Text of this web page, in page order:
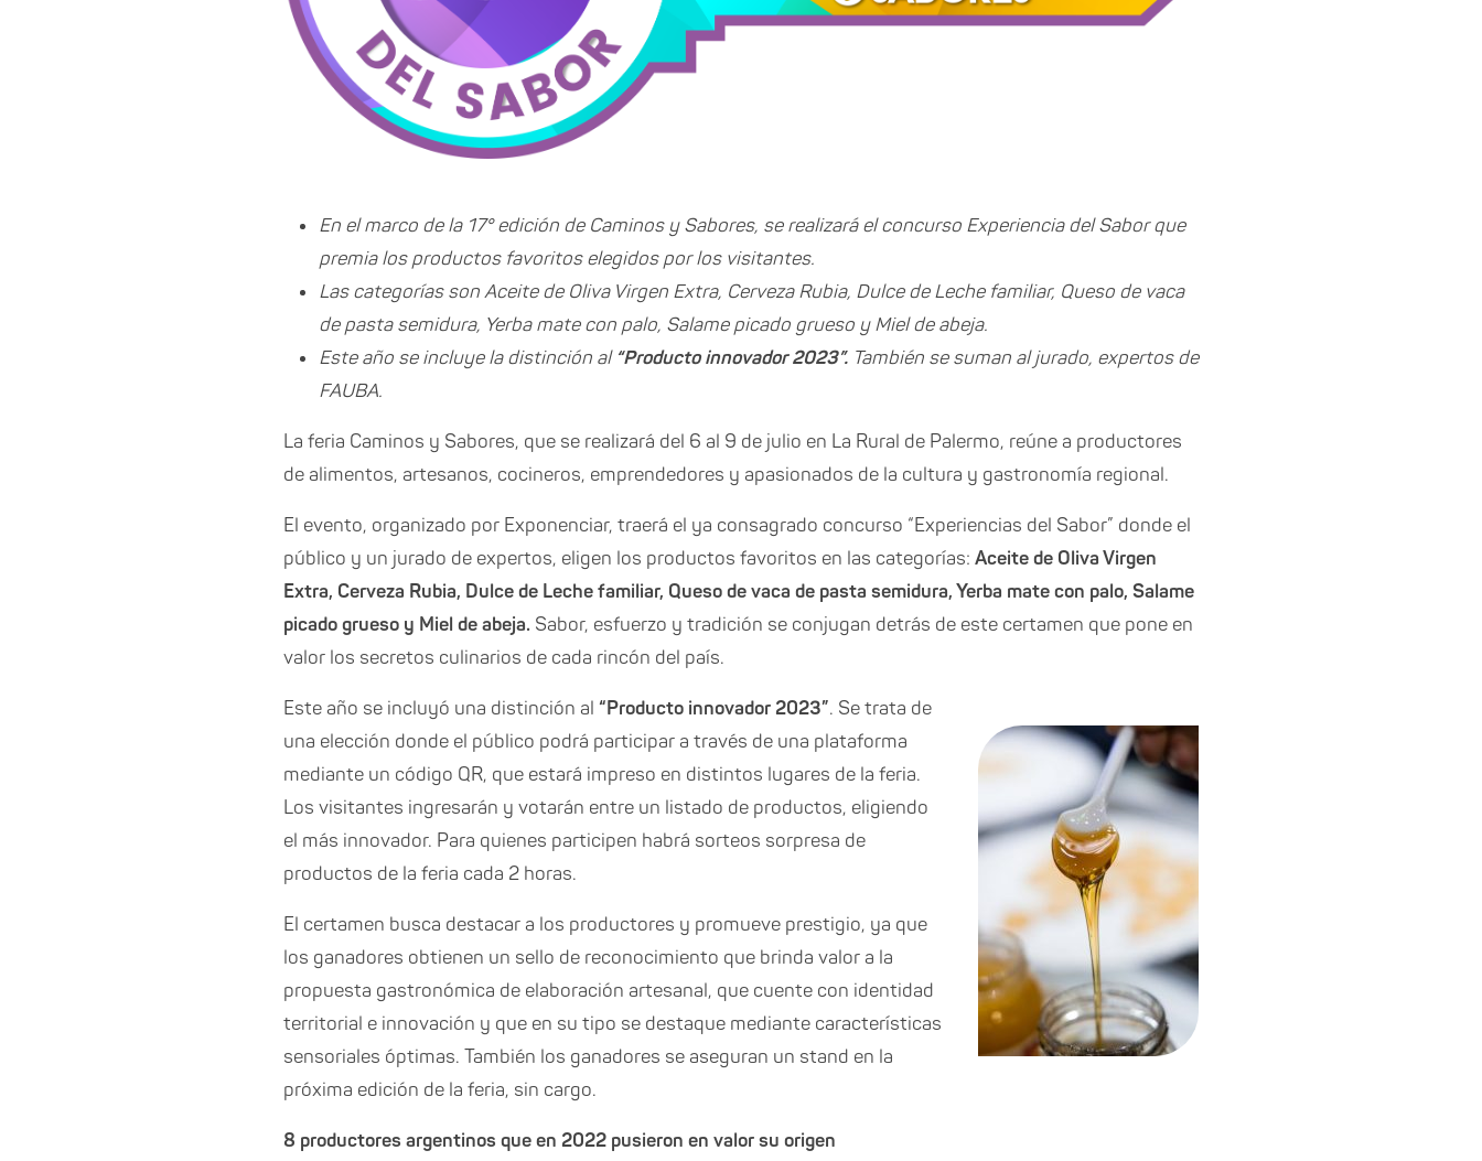
En el marco de la 17° edición de Caminos y Sabores, se realizará el concurso Experiencia del Sabor que
premia los productos favoritos elegidos por los visitantes.
Las categorías son Aceite de Oliva Virgen Extra, Cerveza Rubia, Dulce de Leche familiar, Queso de vaca
de pasta semidura, Yerba mate con palo, Salame picado grueso y Miel de abeja.
Este año se incluye la distinción al “Producto innovador 2023”. También se suman al jurado, expertos de
FAUBA.
La feria Caminos y Sabores, que se realizará del 6 al 9 de julio en La Rural de Palermo, reúne a productores
de alimentos, artesanos, cocineros, emprendedores y apasionados de la cultura y gastronomía regional.
El evento, organizado por Exponenciar, traerá el ya consagrado concurso “Experiencias del Sabor” donde el
público y un jurado de expertos, eligen los productos favoritos en las categorías: Aceite de Oliva Virgen
Extra, Cerveza Rubia, Dulce de Leche familiar, Queso de vaca de pasta semidura, Yerba mate con palo, Salame
picado grueso y Miel de abeja. Sabor, esfuerzo y tradición se conjugan detrás de este certamen que pone en
valor los secretos culinarios de cada rincón del país.
Este año se incluyó una distinción al “Producto innovador 2023”. Se trata de
una elección donde el público podrá participar a través de una plataforma
mediante un código QR, que estará impreso en distintos lugares de la feria.
Los visitantes ingresarán y votarán entre un listado de productos, eligiendo
el más innovador. Para quienes participen habrá sorteos sorpresa de
productos de la feria cada 2 horas.
El certamen busca destacar a los productores y promueve prestigio, ya que
los ganadores obtienen un sello de reconocimiento que brinda valor a la
propuesta gastronómica de elaboración artesanal, que cuente con identidad
territorial e innovación y que en su tipo se destaque mediante características
sensoriales óptimas. También los ganadores se aseguran un stand en la
próxima edición de la feria, sin cargo.
8 productores argentinos que en 2022 pusieron en valor su origen